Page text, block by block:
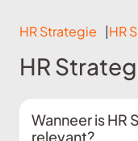
HR Strategie HR
HR
Wanneer is HR
relevant?